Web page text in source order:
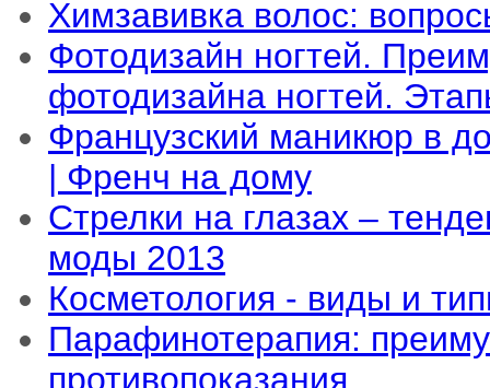
Химзавивка волос:
Фотодизайн ногтей.
фотодизайна ногтей.
Французский маникюр в
| Френч на дому
Стрелки на глазах –
моды 2013
Косметология - виды и
Парафинотерапия:
противопоказания